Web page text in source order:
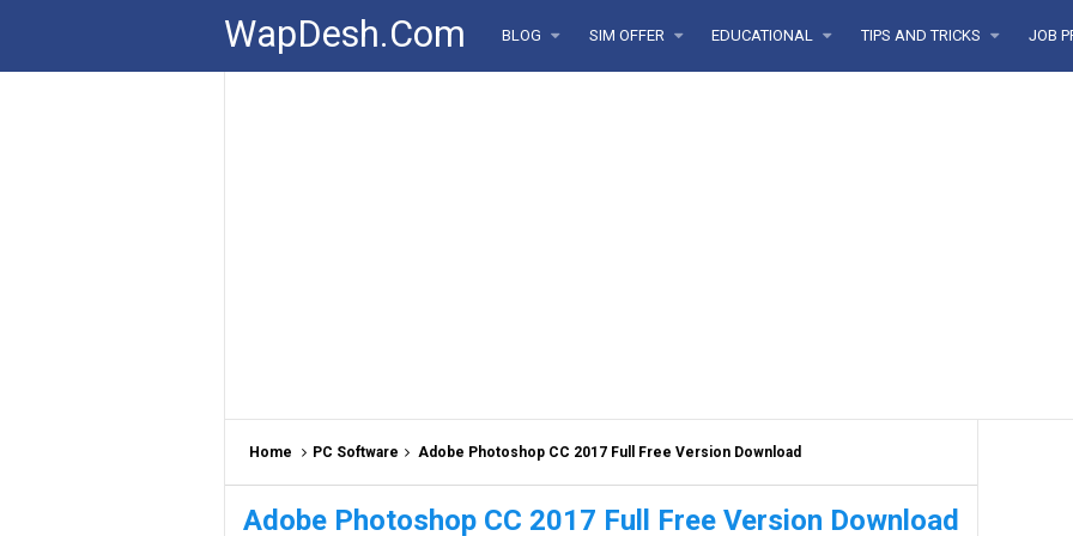
WapDesh.Com BLOG SIM OFFER EDUCATIONAL TIPS AND TRICKS JOB
Home PC Software Adobe Photoshop CC 2017 Full Free Version Download
Adobe Photoshop CC 2017 Full Free Version Download